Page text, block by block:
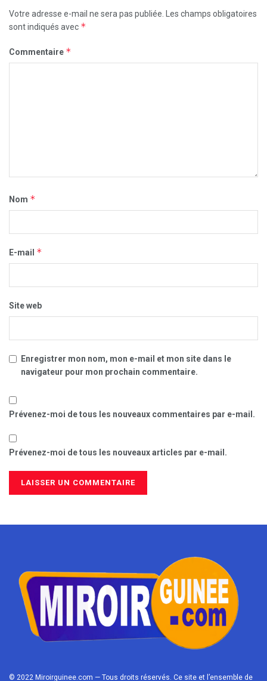
Votre adresse e-mail ne sera pas publiée.
Les champs obligatoires
sont indiqués avec *
Commentaire *
Nom *
E-mail *
Site web
Enregistrer mon nom, mon e-mail et mon site dans le
navigateur pour mon prochain commentaire.
Prévenez-moi de tous les nouveaux commentaires par e-mail.
Prévenez-moi de tous les nouveaux articles par e-mail.
© 2022 Miroirguinee.com — Tous droits réservés. Ce site et l’ensemble de